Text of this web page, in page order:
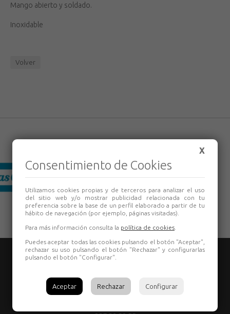
Mango abierto y soldado.
Inoxidable
Volver
X
Consentimiento de Cookies
Utilizamos cookies propias y de terceros para analizar el uso
del sitio web y/o mostrar publicidad relacionada con tu
preferencia sobre la base de un perfil elaborado a partir de tu
hábito de navegación (por ejemplo, páginas visitadas).
Para más información consulta la política de cookies
Puedes aceptar todas las cookies pulsando el botón "Aceptar",
rechazar su uso pulsando el botón "Rechazar" y configurarlas
pulsando el botón "Configurar".
Aceptar Rechazar Configurar